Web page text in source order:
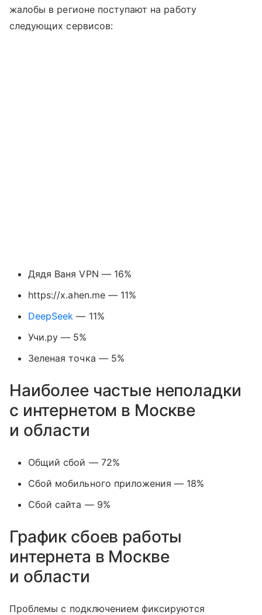
жалобы в регионе поступают на работу
следующих сервисов:
Дядя Ваня VPN — 16%
https://x.ahen.me — 11%
DeepSeek — 11%
Учи.ру — 5%
Зеленая точка — 5%
Наиболее частые неполадки
с интернетом в Москве
и области
Общий сбой — 72%
Сбой мобильного приложения — 18%
Сбой сайта — 9%
График сбоев работы
интернета в Москве
и области
Проблемы с подключением фиксируются